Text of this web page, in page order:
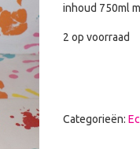
inhoud 750ml
2 op voorraad
Categorieën: